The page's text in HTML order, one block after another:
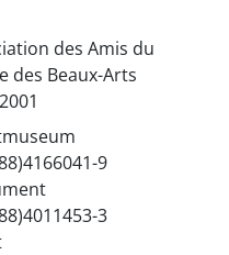
des Amis du
des Beaux-Arts
9
3